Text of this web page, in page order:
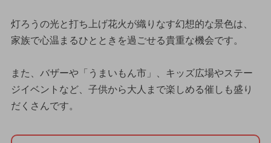
灯ろうの光と打ち上げ花火が織りなす幻想的な景色は、
家族で心温まるひとときを過ごせる貴重な機会です。
また、バザーや「うまいもん市」、キッズ広場やステー
ジイベントなど、子供から大人まで楽しめる催しも盛り
だくさんです。